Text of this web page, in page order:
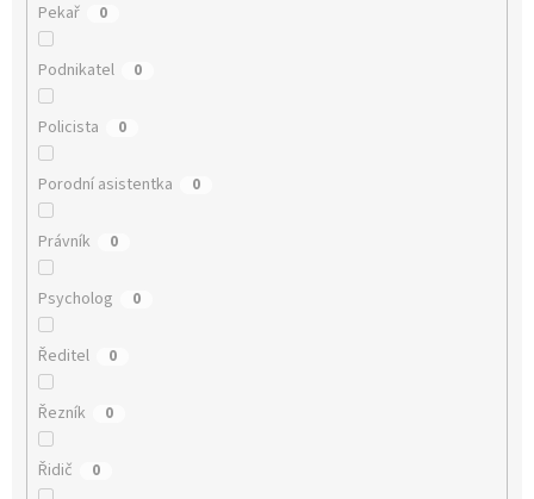
Pekař 0
Podnikatel 0
Policista 0
Porodní asistentka 0
Právník 0
Psycholog 0
Ředitel 0
Řezník 0
Řidič 0